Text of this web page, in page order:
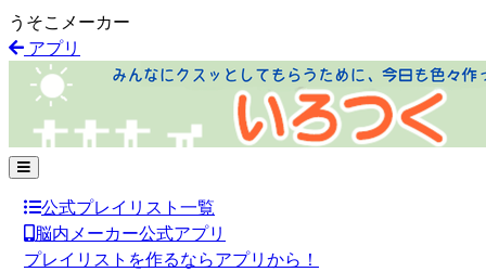
うそこメーカー
アプリ
公式プレイリスト一覧
脳内メーカー公式アプリ
プレイリストを作るならアプリから！